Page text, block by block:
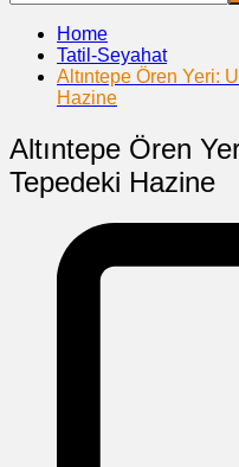
Home
Tatil-Seyahat
Altıntepe Ören Yeri:
Hazine
Altıntepe Ören
Tepedeki Hazine